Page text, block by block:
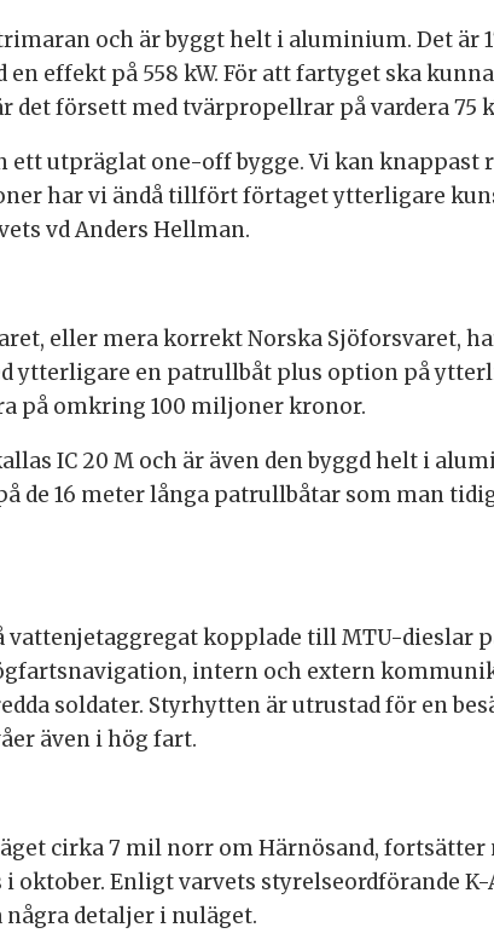
och är byggt helt i aluminium. Det är
effekt på 558 kW. För attfartyget ska
det försett med tvärpropellrar på vardera 75
ett utpräglat one-off bygge. Vi kan knappast
har vi ändå tillfört förtaget ytterligare
vd Anders Hellman.
eller mera korrekt Norska Sjöforsvaret,
ytterligare en patrullbåt plus option på
på omkring 100 miljoner kronor.
IC 20 M och är även den byggd helt i
de 16 meter långa patrullbåtar som man
kopplade till MTU-dieslar
intern och extern
soldater. Styrhytten är utrustad för en
även i hög fart.
cirka 7 mil norr om Härnösand,
oktober. Enligt varvets styrelseordförande
detaljer i nuläget.